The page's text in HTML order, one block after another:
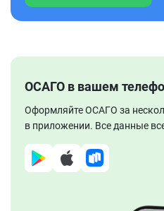
ОСАГО в вашем
Оформляйте ОСАГО за
в приложении. Все данные